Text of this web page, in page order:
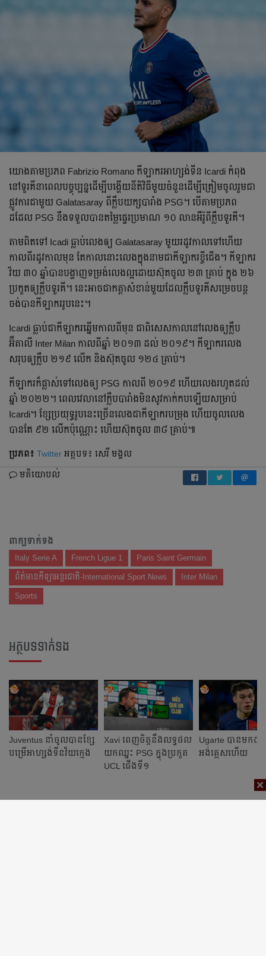
យោង​តាម​ប្រភព​ Fabrizio Romano កីឡាករ​អាហ្សង់ទីន​ Icardi កំពុង​
នៅ​ទួរគី​នា​ពេល​បច្ចុប្បន្ន​ដើម្បី​បង្ហើយ​នីតិ​វិធី​មួយ​ចំនួន​ដើម្បី​ត្រៀម​ចូល​រួម​ជា​
ផ្លូវ​ការ​ជាមួយ Galatasaray ពី​ក្លឹប​យក្ស​បារាំង PSG។ បើ​តាម​ប្រភព​
ដដែល PSG នឹង​ទទួល​បាន​តម្លៃ​ផ្ទេរ​ប្រមាណ ១០ លាន​អឺរ៉ូ​ពី​ក្លឹប​ទួរគី។
តាម​ពិត​ទៅ Icadi ធ្លាប់​លេង​ឲ្យ Galatasaray មួយ​រដូវ​កាល​ទៅ​ហើយ​
កាល​ពី​រដូវ​កាល​មុន តែ​កាល​នោះ​លេង​ក្នុង​នាម​ជា​កីឡាករ​ខ្ចី​ជើង។ កីឡាករ​
វ័យ ៣០ ឆ្នាំ​បាន​បង្ហាញ​ទម្រង់​លេង​ល្អ​ដោយ​ស៊ុត​ចូល ២៣ គ្រាប់ ក្នុង ២៦
ប្រកួត​ឲ្យ​ក្លឹប​ទួរគី។ នេះ​អាច​ជា​កត្តា​សំខាន់​មួយ​ដែល​ក្លឹប​ទួរគី​សម្រេច​បន្ត​
ចង់​បាន​កីឡាករ​រូប​នេះ។
Icardi ធ្លាប់​ជា​កីឡាករ​ឆ្នើម​កាល​ពី​មុន ជា​ពិសេស​កាល​នៅ​លេង​ឲ្យ​ក្លឹប​
អ៊ីតាលី Inter Milan កាល​ពី​ឆ្នាំ ២០១៣ ដល់ ២០១៩។ កីឡាករ​លេង​
សរុប​ឲ្យ​ក្លឹប ២១៩ លើក និង​ស៊ុត​ចូល ១២៤ គ្រាប់។
កីឡាករ​ក៏​ផ្លាស់​ទៅ​លេង​ឲ្យ PSG កាល​ពី​ ២០១៩ ហើយ​លេង​រហូត​ដល់​
ឆ្នាំ ២០២២។ ពេល​វេលា​នៅ​ក្លឹប​បារាំង​មិន​សូវ​កាក់​កប​ឡើយ​សម្រាប់​
Icardi។ ខ្សែ​ប្រយុទ្ធ​រូប​នេះ​​ច្រើន​លេង​ជា​កីឡាករ​បម្រុង ហើយ​ចូល​លេង​
បាន​តែ ៩២ លើក​ប៉ុណ្ណោះ ហើយ​ស៊ុត​ចូល ៣៨ គ្រាប់៕
ប្រភព៖ Twitter អត្ថបទ៖ សេរី មង្គល
មតិយោបល់
ពាក្យទាក់ទង
Italy Serie A French Ligue 1 Paris Saint Germain
ព័ត៌មានកីឡាអន្តរជាតិ-International Sport News Inter Milan
Sports
អត្ថបទទាក់ទង
Juventus នាំ​ចូល​​បាន​ខ្សែ​
បម្រើ​អាហ្សង់ទីន​វ័យ​ក្មេង
Xavi ពេញ​ចិត្ត​​នឹង​លទ្ធផល​
យក​ឈ្នះ​ PSG ក្នុង​ប្រកួត​
UCL ជើង​ទី​១​​
Ugarte បាន​មក​ដ
អង់គ្លេស​ហើយ